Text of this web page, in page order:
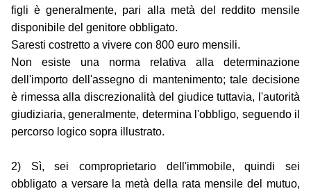
figli è generalmente, pari alla metà del reddito mensile
disponibile del genitore obbligato.
Saresti costretto a vivere con 800 euro mensili.
Non esiste una norma relativa alla determinazione
dell'importo dell'assegno di mantenimento; tale decisione
è rimessa alla discrezionalità del giudice tuttavia, l'autorità
giudiziaria, generalmente, determina l'obbligo, seguendo il
percorso logico sopra illustrato.
2) Sì, sei comproprietario dell'immobile, quindi sei
obbligato a versare la metà della rata mensile del mutuo,